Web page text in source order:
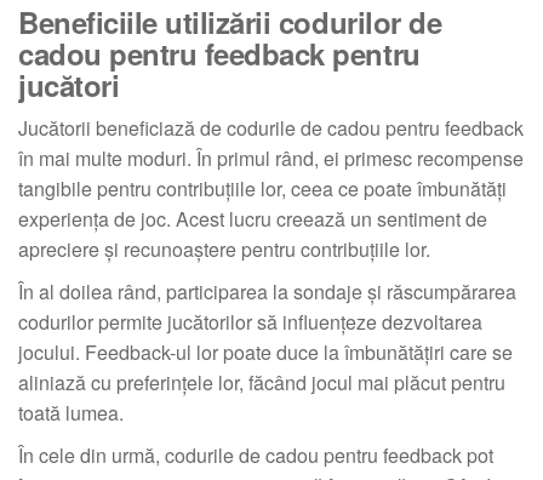
Beneficiile utilizării codurilor de
cadou pentru feedback pentru
jucători
Jucătorii beneficiază de codurile de cadou pentru feedback
în mai multe moduri. În primul rând, ei primesc recompense
tangibile pentru contribuțiile lor, ceea ce poate îmbunătăți
experiența de joc. Acest lucru creează un sentiment de
apreciere și recunoaștere pentru contribuțiile lor.
În al doilea rând, participarea la sondaje și răscumpărarea
codurilor permite jucătorilor să influențeze dezvoltarea
jocului. Feedback-ul lor poate duce la îmbunătățiri care se
aliniază cu preferințele lor, făcând jocul mai plăcut pentru
toată lumea.
În cele din urmă, codurile de cadou pentru feedback pot